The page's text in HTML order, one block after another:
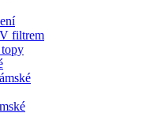
filtrem